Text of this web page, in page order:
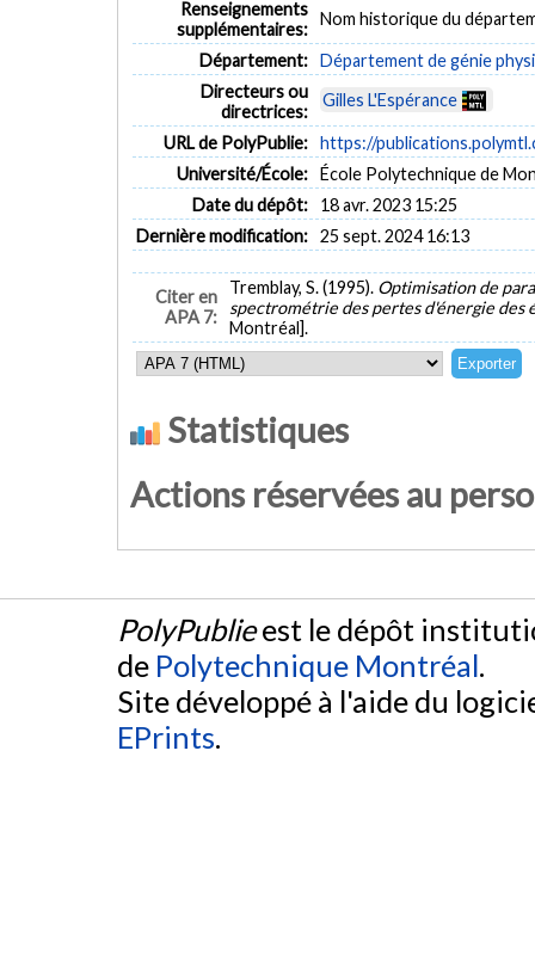
Renseignements
supplémentaires:
Nom historique du
Département: Département de génie
Directeurs ou
directrices:
Gilles L'Espérance
URL de PolyPublie: https://
Université/École: École Polytechnique de
Date du dépôt:
18 avr. 2023 15:25
Dernière modification: 25 sept. 2024 16:13
Citer en
APA 7:
Tremblay, S. (1995). Optimisation de
spectrométrie des pertes d'énergie des
Montréal].
Statistiques
Actions réservées au
PolyPublieest le dépôt
de Polytechnique Montréal.
Site développé à l'aide du
EPrints.